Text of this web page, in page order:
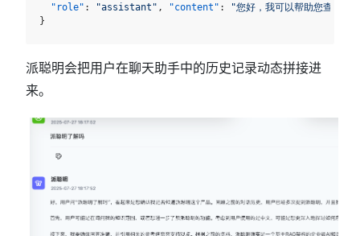
"role" : "assistant" , "content" :
"您好，我可以帮助您查询产
}
派聪明会把用户在聊天助手中的历史记录动态拼接进
来。